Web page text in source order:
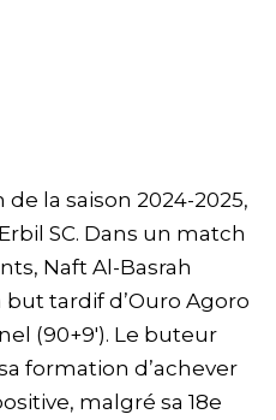
la saison 2024-2025,
SC. Dans un match
Naft Al-Basrah
but tardif d’Ouro Agoro
(90+9′). Le buteur
formation d’achever
malgré sa 18e